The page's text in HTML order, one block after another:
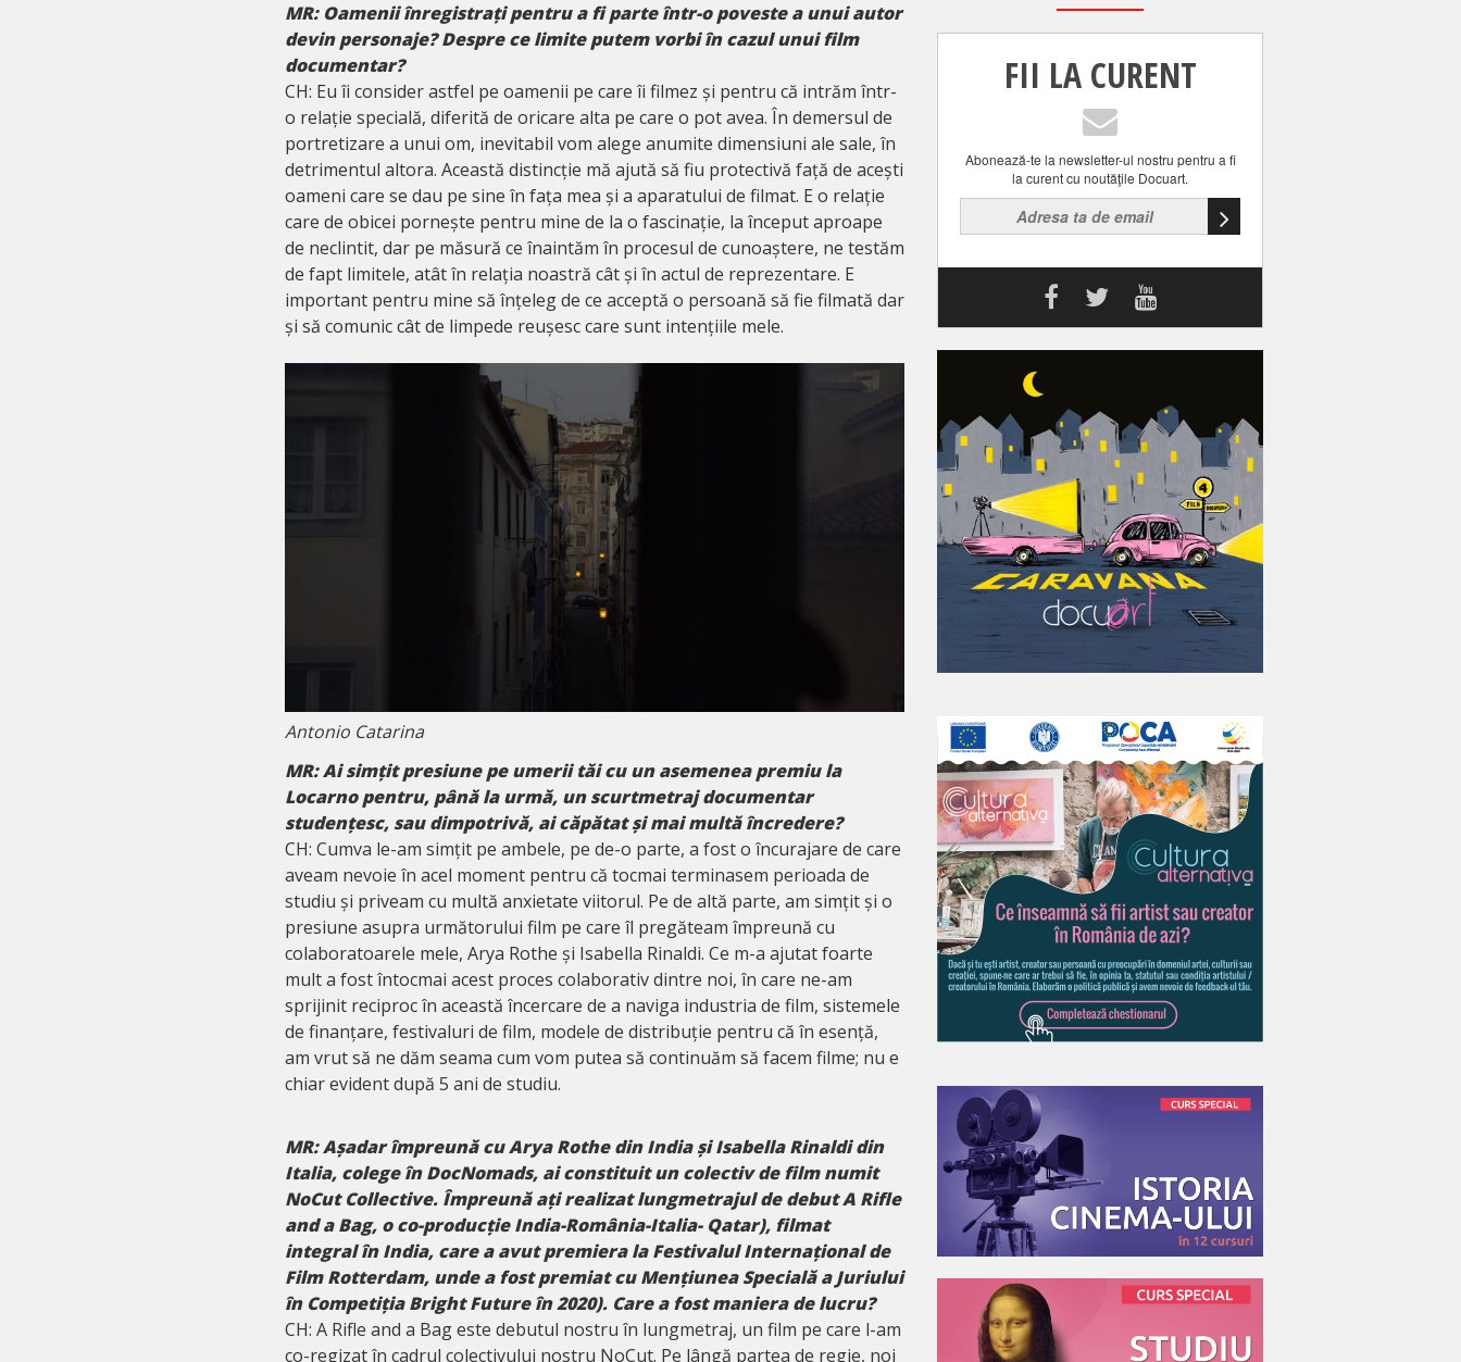
MR: Oamenii înregistrați pentru a fi parte într-o poveste a unui autor
devin personaje? Despre ce limite putem vorbi în cazul unui film
documentar?
CH: Eu îi consider astfel pe oamenii pe care îi filmez și pentru că intrăm într-
o relație specială, diferită de oricare alta pe care o pot avea. În demersul de
portretizare a unui om, inevitabil vom alege anumite dimensiuni ale sale, în
detrimentul altora. Această distincție mă ajută să fiu protectivă față de acești
oameni care se dau pe sine în fața mea și a aparatului de filmat. E o relație
care de obicei pornește pentru mine de la o fascinație, la început aproape
de neclintit, dar pe măsură ce înaintăm în procesul de cunoaștere, ne testăm
de fapt limitele, atât în relația noastră cât și în actul de reprezentare. E
important pentru mine să înțeleg de ce acceptă o persoană să fie filmată dar
și să comunic cât de limpede reușesc care sunt intențiile mele.
Antonio Catarina
MR: Ai simțit presiune pe umerii tăi cu un asemenea premiu la
Locarno pentru, până la urmă, un scurtmetraj documentar
studențesc, sau dimpotrivă, ai căpătat și mai multă încredere?
CH: Cumva le-am simțit pe ambele, pe de-o parte, a fost o încurajare de care
aveam nevoie în acel moment pentru că tocmai terminasem perioada de
studiu și priveam cu multă anxietate viitorul. Pe de altă parte, am simțit și o
presiune asupra următorului film pe care îl pregăteam împreună cu
colaboratoarele mele, Arya Rothe și Isabella Rinaldi. Ce m-a ajutat foarte
mult a fost întocmai acest proces colaborativ dintre noi, în care ne-am
sprijinit reciproc în această încercare de a naviga industria de film, sistemele
de finanțare, festivaluri de film, modele de distribuție pentru că în esență,
am vrut să ne dăm seama cum vom putea să continuăm să facem filme; nu e
chiar evident după 5 ani de studiu.
MR: Așadar împreună cu Arya Rothe din India și Isabella Rinaldi din
Italia, colege în DocNomads, ai constituit un colectiv de film numit
NoCut Collective. Împreună ați realizat lungmetrajul de debut A Rifle
and a Bag, o co-producție India-România-Italia- Qatar), filmat
integral în India, care a avut premiera la Festivalul Internațional de
Film Rotterdam, unde a fost premiat cu Mențiunea Specială a Juriului
în Competiția Bright Future în 2020). Care a fost maniera de lucru?
CH: A Rifle and a Bag este debutul nostru în lungmetraj, un film pe care l-am
co-regizat în cadrul colectivului nostru NoCut. Pe lângă partea de regie, noi
FII LA CURENT
Abonează-te la newsletter-ul nostru pentru a fi
la curent cu noutăţile Docuart.